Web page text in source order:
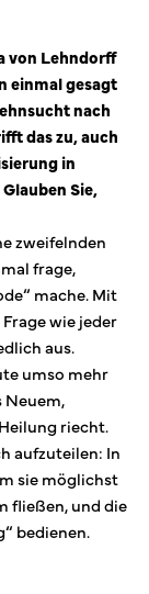
von Lehndorff
einmal gesagt
nach
das zu, auch
in
Sie,
zweifelnden
frage,
mache. Mit
wie jeder
aus.
umso mehr
Neuem,
riecht.
aufzuteilen: In
sie möglichst
fließen, und die
bedienen.